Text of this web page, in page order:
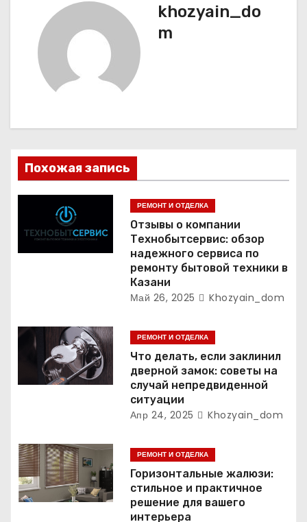
з
п
я
м
khozyain_do
m
Похожая запись
РЕМОНТ И ОТДЕЛКА
Отзывы о компании
Технобытсервис: обзор
надежного сервиса по
ремонту бытовой техники в
Казани
Май 26, 2025 Khozyain_dom
РЕМОНТ И ОТДЕЛКА
Что делать, если заклинил
дверной замок: советы на
случай непредвиденной
ситуации
Апр 24, 2025 Khozyain_dom
РЕМОНТ И ОТДЕЛКА
Горизонтальные жалюзи:
стильное и практичное
решение для вашего
интерьера